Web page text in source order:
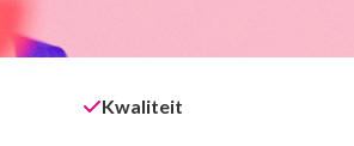
Kwaliteit